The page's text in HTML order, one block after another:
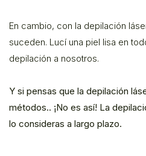
En cambio, con la depilación
suceden. Lucí una piel lisa en
depilación a nosotros.
Y si pensas que la depilación
métodos.. ¡No es así! La
lo consideras a largo plazo.